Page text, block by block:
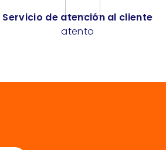
Servicio de atención al cliente
atento